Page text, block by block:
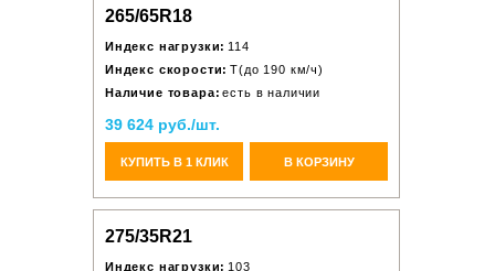
265/65R18
Индекс нагрузки: 114
Индекс скорости: T(до 190 км/ч)
Наличие товара: есть в наличии
39 624 руб./шт.
КУПИТЬ В 1 КЛИК В КОРЗИНУ
275/35R21
Индекс нагрузки: 103